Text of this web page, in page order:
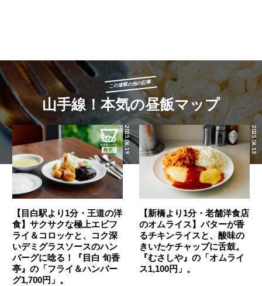
この連載の他の記事
山手線！本気の昼飯マップ
2025.06.19
【目白駅より1分・王道の洋
食】サクサクな極上エビフ
ライ＆コロッケと、コク深
いデミグラスソースのハン
バーグに唸る！『目白 旬香
亭』の「フライ＆ハンバー
グ1,700円」。
2025.06.13
【新橋より1分・老舗洋食店
のオムライス】バターが香
るチキンライスと、酸味の
きいたケチャップに舌鼓。
『むさしや』の「オムライ
ス1,100円」。